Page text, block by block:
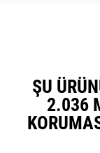
ŞU
2.036